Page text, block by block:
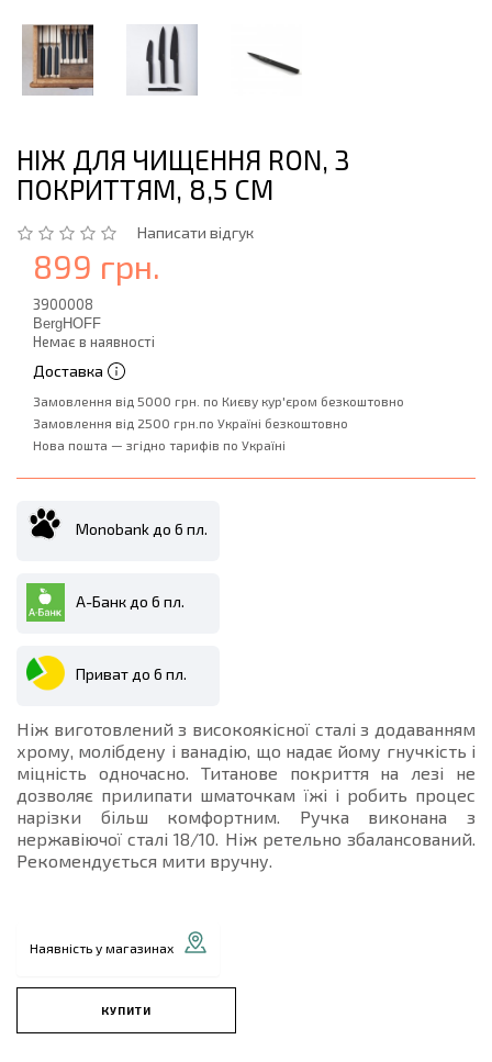
НІЖ ДЛЯ ЧИЩЕННЯ RON, З
ПОКРИТТЯМ, 8,5 СМ
Написати відгук
899 грн.
3900008
BergHOFF
Немає в наявності
Доставка
Замовлення від 5000 грн. по Києву кур'єром безкоштовно
Замовлення від 2500 грн.по Україні безкоштовно
Нова пошта — згідно тарифів по Україні
Monobank до 6 пл.
А-Банк до 6 пл.
Приват до 6 пл.
Ніж виготовлений з високоякісної сталі з додаванням
хрому, молібдену і ванадію, що надає йому гнучкість і
міцність одночасно. Титанове покриття на лезі не
дозволяє прилипати шматочкам їжі і робить процес
нарізки більш комфортним. Ручка виконана з
нержавіючої сталі 18/10. Ніж ретельно збалансований.
Рекомендується мити вручну.
Наявність у магазинах
КУПИТИ